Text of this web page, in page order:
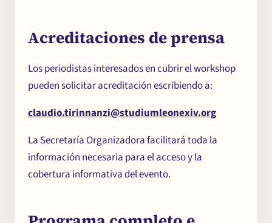
Acreditaciones de prensa
Los periodistas interesados en cubrir el workshop
pueden solicitar acreditación escribiendo a:
claudio.tirinnanzi@studiumleonexiv.org
La Secretaría Organizadora facilitará toda la
información necesaria para el acceso y la
cobertura informativa del evento.